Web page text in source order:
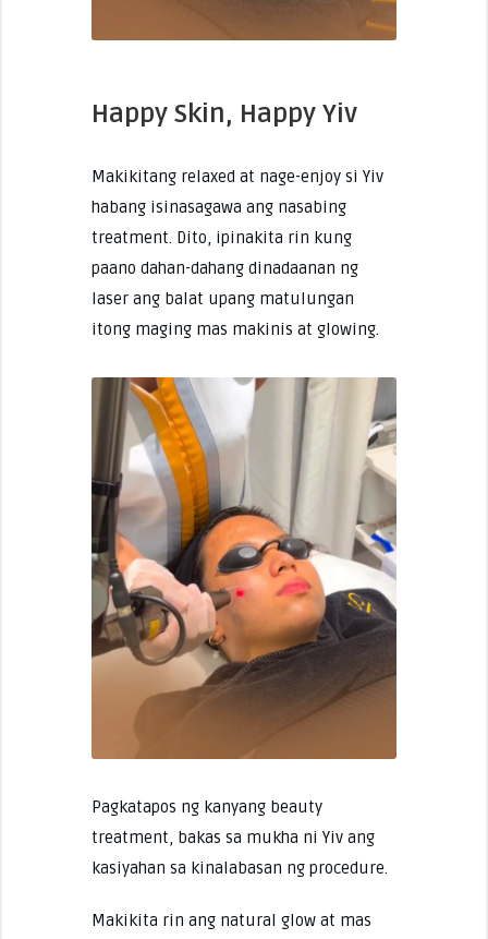
Happy Skin, Happy Yiv
Makikitang relaxed at nage-enjoy si Yiv
habang isinasagawa ang nasabing
treatment. Dito, ipinakita rin kung
paano dahan-dahang dinadaanan ng
laser ang balat upang matulungan
itong maging mas makinis at glowing.
Pagkatapos ng kanyang beauty
treatment, bakas sa mukha ni Yiv ang
kasiyahan sa kinalabasan ng procedure.
Makikita rin ang natural glow at mas